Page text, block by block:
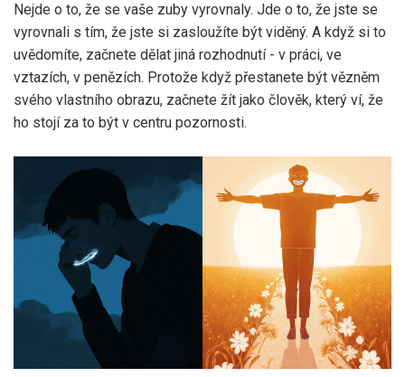
Nejde o to, že se vaše zuby vyrovnaly. Jde o to, že jste se
vyrovnali s tím, že jste si zasloužíte být viděný. A když si to
uvědomíte, začnete dělat jiná rozhodnutí - v práci, ve
vztazích, v penězích. Protože když přestanete být vězněm
svého vlastního obrazu, začnete žít jako člověk, který ví, že
ho stojí za to být v centru pozornosti.